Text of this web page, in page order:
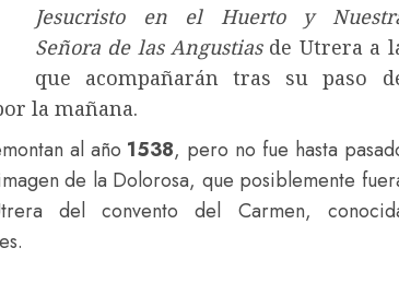
Jesucristo en el Huerto y Nuestra
Señora de las Angustiasde Utrera a la
que acompañarán tras su paso de
la mañana.
al año1538, pero no fue hasta pasado
de la Dolorosa, que posiblemente fuera
del convento del Carmen, conocida